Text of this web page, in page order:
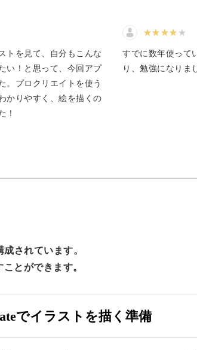
始めたいけど、ちょっと勇気が出ない
気軽に描ける
を揃える必要なし
トを見て、自分もこんな
い！と思って、今回アプ
。プロクリエイトを使う
かりやすく、絵を描くの
！
すでに数年使って
り、勉強になりま
されています。
とができます。
でイラストを描く準備